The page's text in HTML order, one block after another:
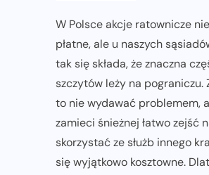
W Polsce akcje ratownicze
płatne, ale u naszych
tak się składa, że znaczna
szczytów leży na pograniczu.
to nie wydawać problemem,
zamieci śnieżnej łatwo zejść
skorzystać ze służb innego
się wyjątkowo kosztowne.